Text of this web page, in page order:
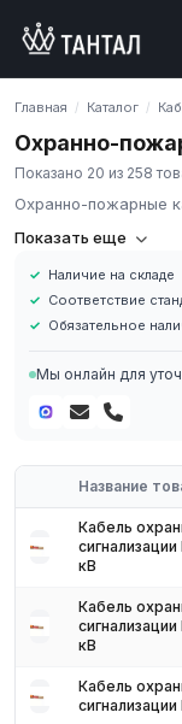
Главная / Каталог /
Охранно-
Показано 20 из 258
Охранно-пожарные
Кабель
соответствии с
предусмотрено
сертификатом
Кабельные
контроля доступа в
эвакуации людей.
Показать еще
Наличие на складе
Соответствие
Обязательное
Мы онлайн для
Название
Кабель
кВ
Кабель
кВ
Кабель